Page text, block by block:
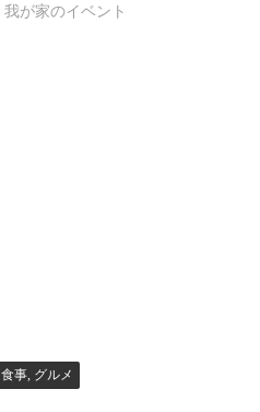
我が家のイベント
食事, グルメ